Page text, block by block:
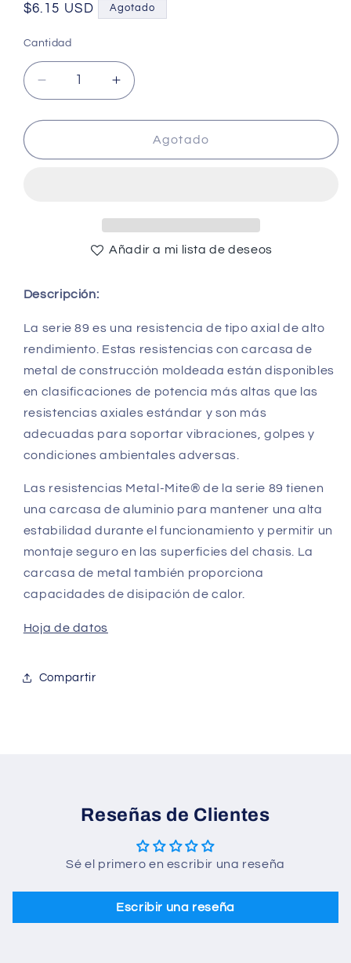
Precio
$6.15 USD Agotado
Cantidad
Cantidad
Reducir
cantidad
para
@
Aluminum
Housing
-
Aumentar
cantidad
para
@
Aluminum
Agotado
Añadir a mi lista de deseos
Descripción:
La serie 89 es una resistencia de tipo axial de alto
rendimiento. Estas resistencias con carcasa de
metal de construcción moldeada están disponibles
en clasificaciones de potencia más altas que las
resistencias axiales estándar y son más
adecuadas para soportar vibraciones, golpes y
condiciones ambientales adversas.
Las resistencias Metal-Mite® de la serie 89 tienen
una carcasa de aluminio para mantener una alta
estabilidad durante el funcionamiento y permitir un
montaje seguro en las superficies del chasis. La
carcasa de metal también proporciona
capacidades de disipación de calor.
Hoja de datos
Compartir
Reseñas de Clientes
Sé el primero en escribir una reseña
Escribir una reseña